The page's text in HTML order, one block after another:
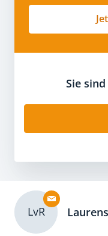
Sie
LvR